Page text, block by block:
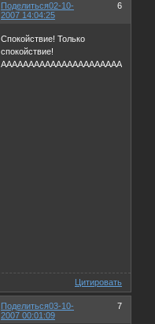
Поделиться 6
02-10-
2007 14:04:25
Спокойствие! Только
спокойствие!
АААААААААААААААААААААААААА...
Цитировать
Поделиться 7
03-10-
2007 00:01:09